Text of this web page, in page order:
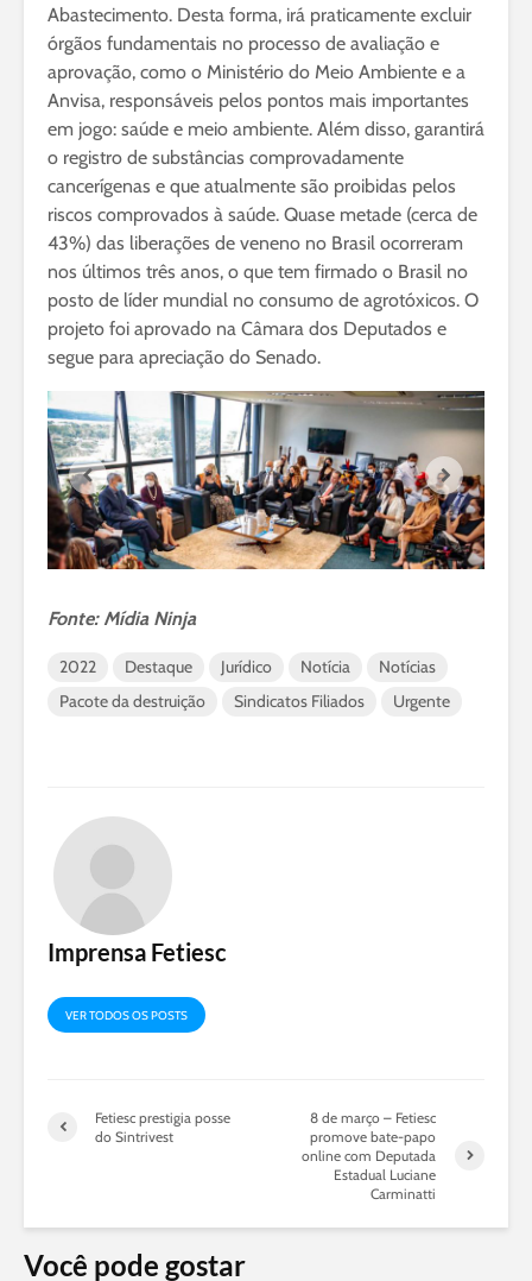
Abastecimento. Desta forma, irá praticamente excluir
órgãos fundamentais no processo de avaliação e
aprovação, como o Ministério do Meio Ambiente e a
Anvisa, responsáveis pelos pontos mais importantes
em jogo: saúde e meio ambiente. Além disso, garantirá
o registro de substâncias comprovadamente
cancerígenas e que atualmente são proibidas pelos
riscos comprovados à saúde. Quase metade (cerca de
43%) das liberações de veneno no Brasil ocorreram
nos últimos três anos, o que tem firmado o Brasil no
posto de líder mundial no consumo de agrotóxicos. O
projeto foi aprovado na Câmara dos Deputados e
segue para apreciação do Senado.
Fonte: Mídia Ninja
2022 Destaque Jurídico Notícia
Notícias
Pacote da destruição
Sindicatos Filiados Urgente
Imprensa Fetiesc
VER TODOS OS POSTS
Fetiesc prestigia posse
do Sintrivest
8 de março – Fetiesc
promove bate-papo
online com Deputada
Estadual Luciane
Carminatti
Você pode gostar